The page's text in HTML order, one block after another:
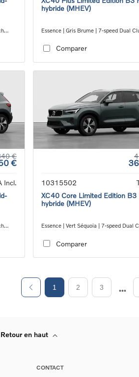
hybride (MHEV)
Essence | Gris Brume | 7-speed Dual
Comparer
€
€
Incl.
10315502
XC40 Core Limited Edition B3
hybride (MHEV)
Essence | Vert Séquoia | 7-speed Dual
Comparer
1 2 3
Retour en haut
CONTACT